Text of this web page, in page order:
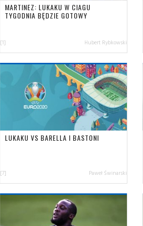
MARTINEZ: LUKAKU W CIAGU
TYGODNIA BĘDZIE GOTOWY
[1] Hubert Rybkowski
LUKAKU VS BARELLA I BASTONI
[7] Paweł Świnarski